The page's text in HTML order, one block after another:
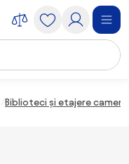
Biblioteci și etajere